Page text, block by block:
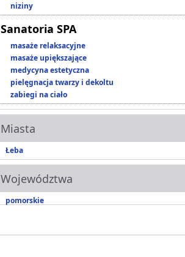
niziny
Sanatoria SPA
masaże relaksacyjne
masaże upiększające
medycyna estetyczna
pielęgnacja twarzy i dekoltu
zabiegi na ciało
Miasta
Łeba
Województwa
pomorskie